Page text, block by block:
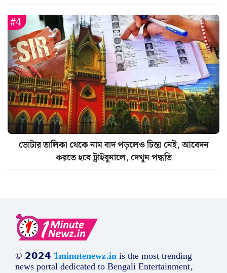
ভোটার তালিকা থেকে নাম বাদ পড়লেও চিন্তা নেই, আবেদন
করতে হবে ট্রাইবুনালে, দেখুন পদ্ধতি
© 𝟮𝟬𝟮𝟰 1minutenewz.inis the most trending
news portal dedicated to Bengali Entertainment,